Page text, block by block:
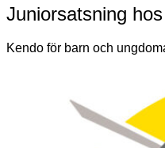
Juniorsatsning
Kendo för barn och